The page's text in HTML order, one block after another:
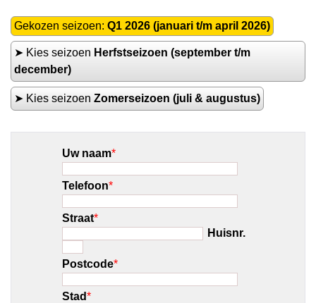
Gekozen seizoen: Q1 2026 (januari t/m april 2026)
➤ Kies seizoen Herfstseizoen (september t/m
december)
➤ Kies seizoen Zomerseizoen (juli & augustus)
Uw naam*
Telefoon*
Straat*
Huisnr.
Postcode*
Stad*